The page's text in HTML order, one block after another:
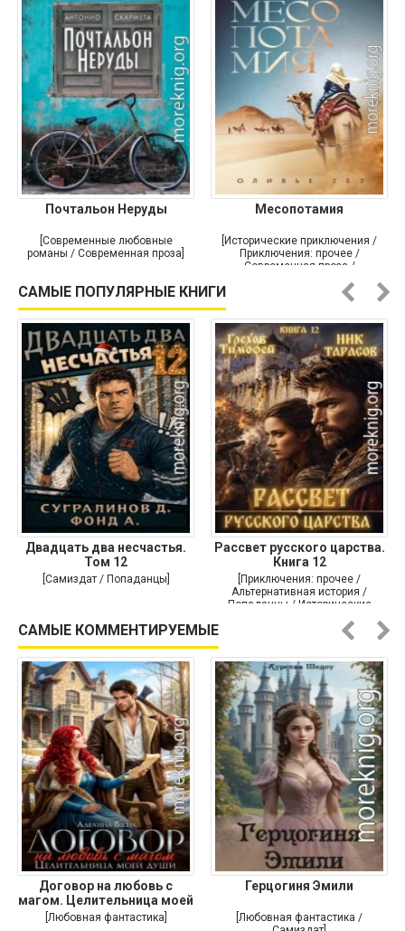
Почтальон Неруды
[Современные любовные
романы / Современная проза]
Месопотамия
[Исторические приключения /
Приключения: прочее /
Современная проза /
САМЫЕ ПОПУЛЯРНЫЕ КНИГИ
Двадцать два несчастья.
Том 12
[Самиздат / Попаданцы]
Рассвет русского царства.
Книга 12
[Приключения: прочее /
Альтернативная история /
Попаданцы / Исторические
САМЫЕ КОММЕНТИРУЕМЫЕ
Договор на любовь с
магом. Целительница моей
души
[Любовная фантастика]
Герцогиня Эмили
[Любовная фантастика /